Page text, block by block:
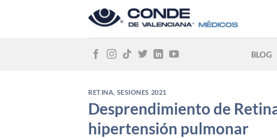
BLOG
RETINA SESIONES 2021
Desprendimiento de
hipertensión pulmonar